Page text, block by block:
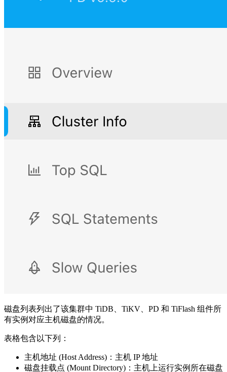
磁盘列表列出了该集群中 TiDB、TiKV、PD 和 TiFlash 组件所
有实例对应主机磁盘的情况。
表格包含以下列：
主机地址 (Host Address)：主机 IP 地址
磁盘挂载点 (Mount Directory)：主机上运行实例所在磁盘